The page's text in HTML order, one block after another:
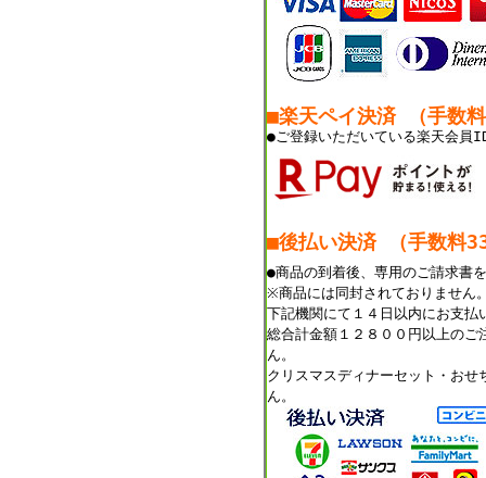
■楽天ペイ決済 （手数
●ご登録いただいている楽天会員
■後払い決済 （手数料
●商品の到着後、専用のご請求書
※商品には同封されておりません
下記機関にて１４日以内にお支払
総合計金額１２８００円以上のご
ん。
クリスマスディナーセット・おせ
ん。